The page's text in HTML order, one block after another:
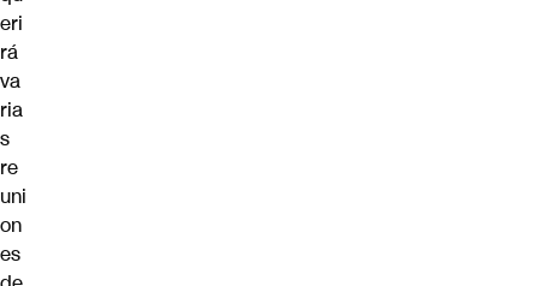
eri
rá
va
ria
s
re
uni
on
es